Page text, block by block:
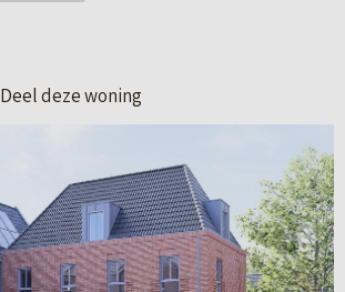
Deel deze woning